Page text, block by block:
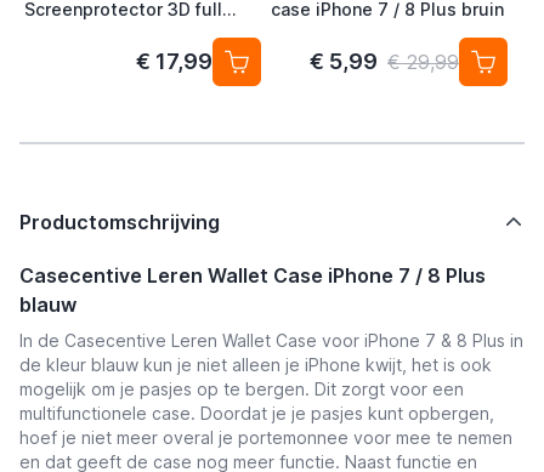
Screenprotector 3D full
cover iPhone 7 / 8 Plus
€ 17,99
case iPhone 7 / 8 Plus bruin
€ 5,99 € 29,99
Productomschrijving
Casecentive Leren Wallet Case iPhone 7 / 8 Plus
blauw
In de Casecentive Leren Wallet Case voor iPhone 7 & 8 Plus in
de kleur blauw kun je niet alleen je iPhone kwijt, het is ook
mogelijk om je pasjes op te bergen. Dit zorgt voor een
multifunctionele case. Doordat je je pasjes kunt opbergen,
hoef je niet meer overal je portemonnee voor mee te nemen
en dat geeft de case nog meer functie. Naast functie en